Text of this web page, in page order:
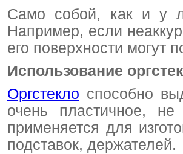
Само собой, как и у
Например, если
его поверхности могут
Использование
Оргстекло способно
очень пластичное,
применяется для
подставок, держателей.